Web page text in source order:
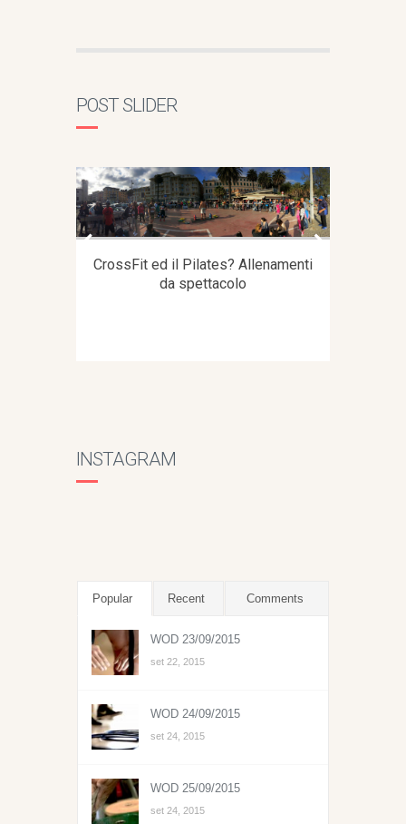
POST SLIDER
CrossFit ed il Pilates? Allenamenti
da spettacolo
INSTAGRAM
Popular Recent Comments
WOD 23/09/2015
set 22, 2015
WOD 24/09/2015
set 24, 2015
WOD 25/09/2015
set 24, 2015